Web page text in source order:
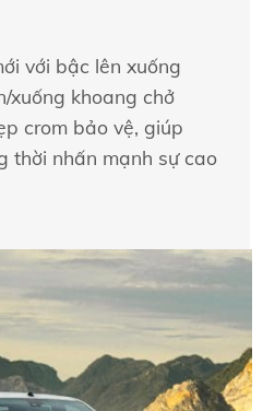
với bậc lên xuống
xuống khoang chở
crom bảo vệ, giúp
thời nhấn mạnh sự cao